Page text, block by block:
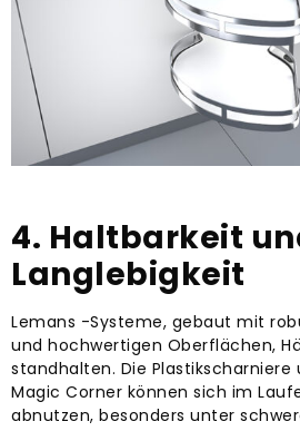
4. Haltbarkeit
Langlebigkeit
Lemans -Systeme, gebaut mit
und hochwertigen Oberflächen,
standhalten. Die
Magic Corner können sich im
abnutzen, besonders unter